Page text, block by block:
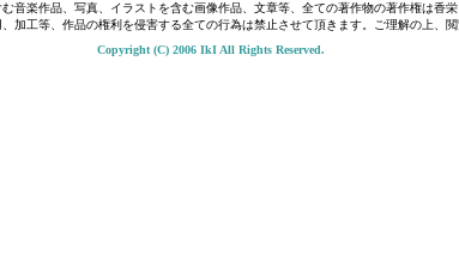
音楽作品、写真、イラストを含む画像作品、文章等、全ての著作物の著作権は香
加工等、作品の権利を侵害する全ての行為は禁止させて頂きます。ご理解の上、閲
Copyright (C) 2006 IkI All Rights Reserved.